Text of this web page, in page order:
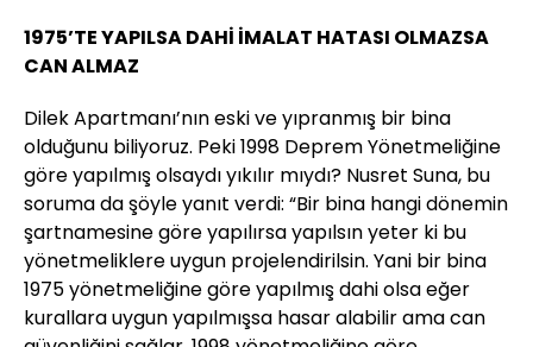
1975’TE YAPILSA DAHİ İMALAT HATASI OLMAZSA
CAN ALMAZ
Dilek Apartmanı’nın eski ve yıpranmış bir bina
olduğunu biliyoruz. Peki 1998 Deprem Yönetmeliğine
göre yapılmış olsaydı yıkılır mıydı? Nusret Suna, bu
soruma da şöyle yanıt verdi: “Bir bina hangi dönemin
şartnamesine göre yapılırsa yapılsın yeter ki bu
yönetmeliklere uygun projelendirilsin. Yani bir bina
1975 yönetmeliğine göre yapılmış dahi olsa eğer
kurallara uygun yapılmışsa hasar alabilir ama can